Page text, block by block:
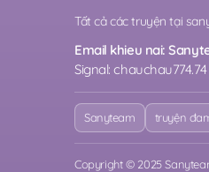
Tất cả các truyện tại
Email khieu nai:
Signal: chauchau774.74
Sanyteam truyện
Copyright © 2025